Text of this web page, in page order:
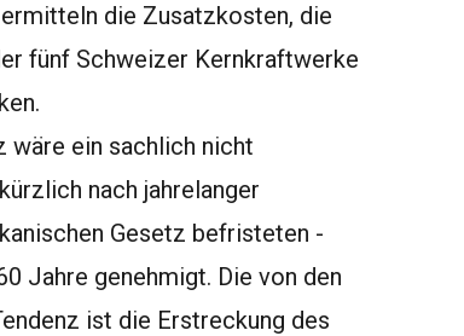
die Zusatzkosten, die
fünf Schweizer Kernkraftwerke
wäre ein sachlich nicht
nach jahrelanger
Gesetz befristeten -
Jahre genehmigt. Die von den
ist die Erstreckung des